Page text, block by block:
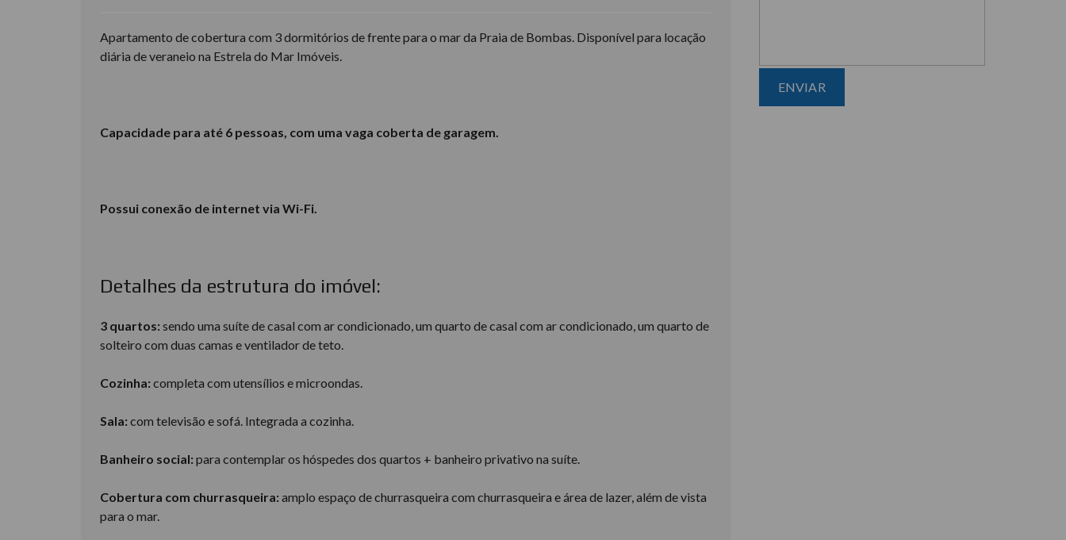
Apartamento de cobertura com 3 dormitórios de frente para o mar da Praia de Bombas. Disponível para locação
diária de veraneio na Estrela do Mar Imóveis.
Capacidade para até 6 pessoas, com uma vaga coberta de garagem.
Possui conexão de internet via Wi-Fi.
Detalhes da estrutura do imóvel:
3 quartos:sendo uma suíte de casal com ar condicionado, um quarto de casal com ar condicionado, um quarto de
solteiro com duas camas e ventilador de teto.
Cozinha:completa com utensílios e microondas.
Sala:com televisão e sofá. Integrada a cozinha.
Banheiro social:para contemplar os hóspedes dos quartos + banheiro privativo na suíte.
Cobertura com churrasqueira:amplo espaço de churrasqueira com churrasqueira e área de lazer, além de vista
para o mar.